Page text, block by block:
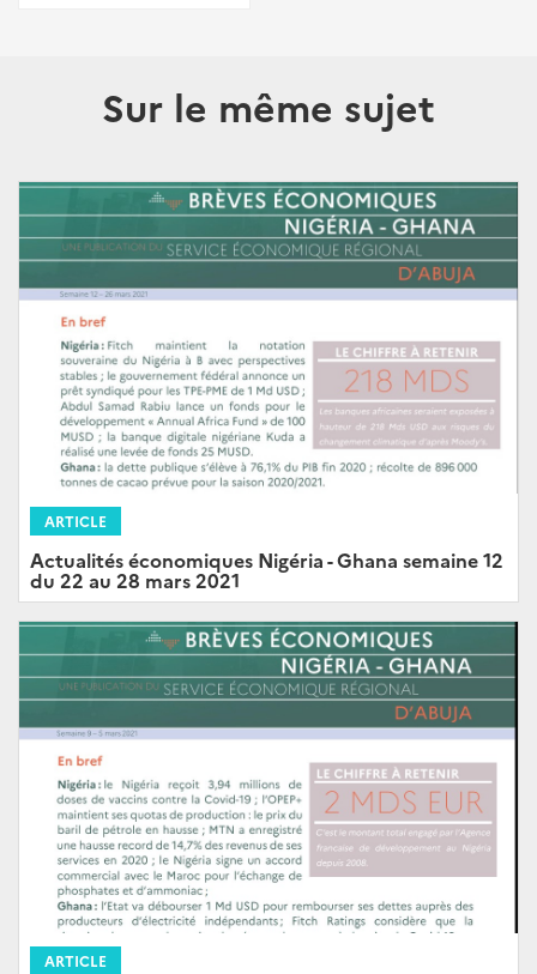
Sur le même sujet
ARTICLE
Actualités économiques Nigéria - Ghana semaine 12
du 22 au 28 mars 2021
ARTICLE